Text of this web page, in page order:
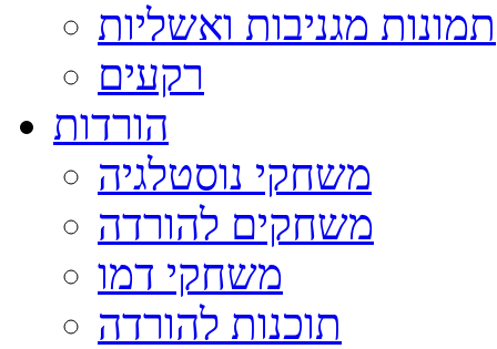
תמונות מגניבות ואשליות
רקעים
הורדות
משחקי נוסטלגיה
משחקים להורדה
משחקי דמו
תוכנות להורדה